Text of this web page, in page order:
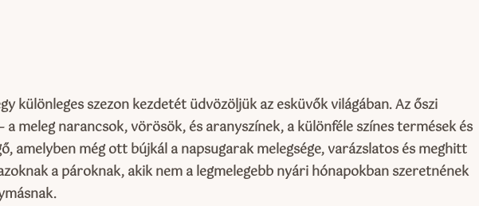
különleges szezon kezdetét üdvözöljük az esküvők világában. Az őszi
a meleg narancsok, vörösök, és aranyszínek, a különféle színes termések és
amelyben még ott bújkál a napsugarak melegsége, varázslatos és meghitt
a pároknak, akik nem a legmelegebb nyári hónapokban szeretnének